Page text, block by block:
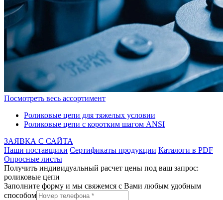
Посмотреть весь ассортимент
Роликовые цепи для тяжелых условии
Роликовые цепи с коротким шагом ANSI
ЗАЯВКА С САЙТА
Наши поставщики Сертификаты продукции Каталоги в PDF
Опросные листы
Получить индивидуальный расчет цены под ваш запрос:
роликовые цепи
Заполните форму и мы свяжемся с Вами любым удобным
способом